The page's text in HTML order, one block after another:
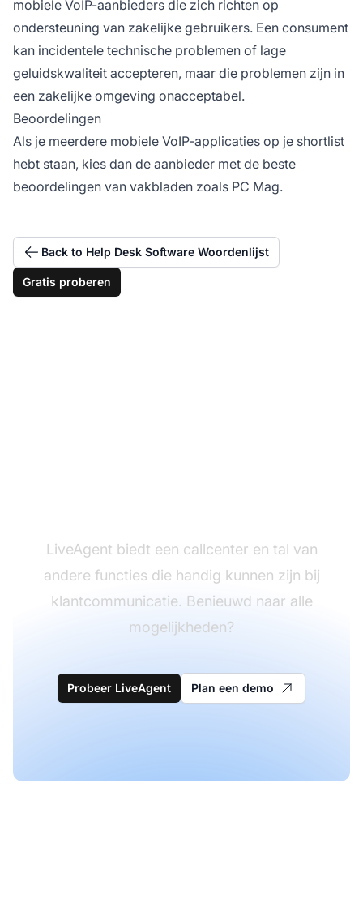
mobiele VoIP-aanbieders die zich richten op
ondersteuning van zakelijke gebruikers. Een consument
kan incidentele technische problemen of lage
geluidskwaliteit accepteren, maar die problemen zijn in
een zakelijke omgeving onacceptabel.
Beoordelingen
Als je meerdere mobiele VoIP-applicaties op je shortlist
hebt staan, kies dan de aanbieder met de beste
beoordelingen van vakbladen zoals PC Mag.
Back to Help Desk Software Woordenlijst
Gratis proberen
LiveAgent biedt een callcenter en tal van
andere functies die handig kunnen zijn bij
klantcommunicatie. Benieuwd naar alle
mogelijkheden?
Probeer LiveAgent Plan een demo